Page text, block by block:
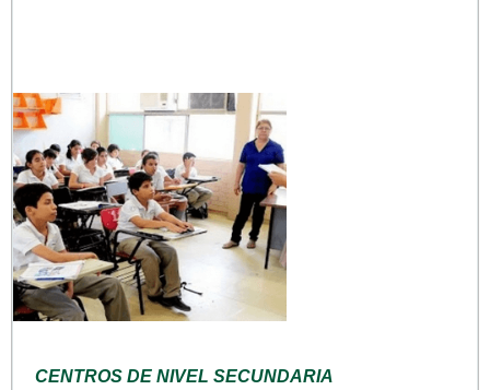
CENTROS DE NIVEL SECUNDARIA